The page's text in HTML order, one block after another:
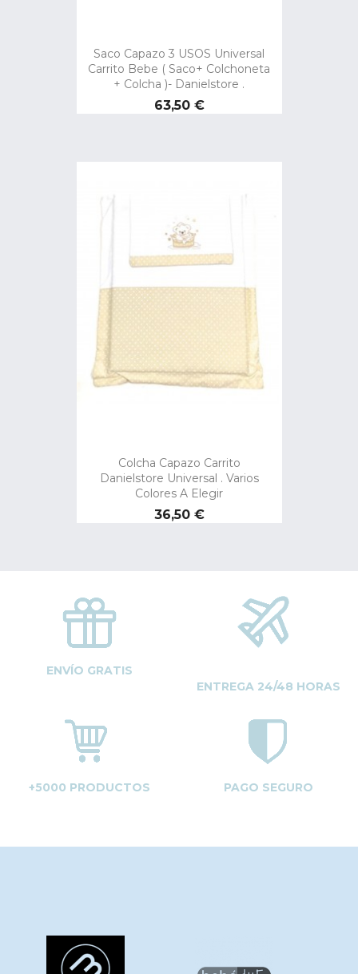
Saco Capazo 3 USOS Universal
Carrito Bebe ( Saco+ Colchoneta
+ Colcha )- Danielstore .
Precio
63,50 €
Colcha Capazo Carrito
Danielstore Universal . Varios
Colores A Elegir
Precio
36,50 €
ENVÍO GRATIS
ENTREGA 24/48 HORAS
+5000 PRODUCTOS PAGO SEGURO